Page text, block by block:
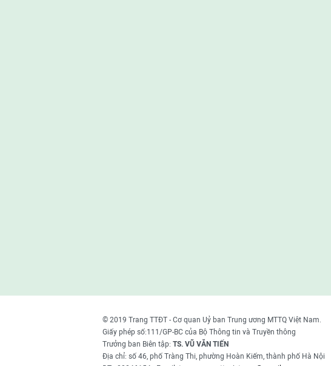
© 2019 Trang TTĐT - Cơ quan Uỷ ban Trung ương MTTQ Việt Nam.
Giấy phép số:111/GP-BC của Bộ Thông tin và Truyền thông
Trưởng ban Biên tập: TS. VŨ VĂN TIẾN
Địa chỉ: số 46, phố Tràng Thi, phường Hoàn Kiếm, thành phố Hà Nội